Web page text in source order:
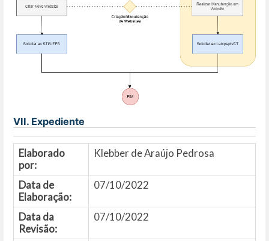
VII. Expediente
Elaborado
por:
Klebber de Araújo Pedrosa
Data de
Elaboração:
07/10/2022
Data da
Revisão:
07/10/2022